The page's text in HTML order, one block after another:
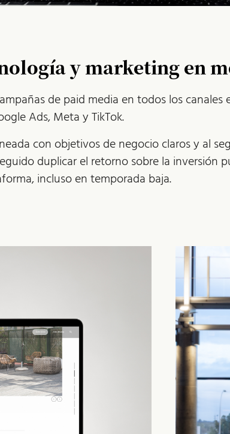
y marketing en
de paid media en todos los canales
Ads, Meta y TikTok.
con objetivos de negocio claros y al
duplicar el retorno sobre la inversión
incluso en temporada baja.